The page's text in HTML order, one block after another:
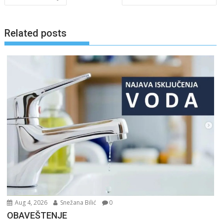
navigation
Related posts
Aug 4, 2026 Snežana Bilić 0
OBAVEŠTENJE